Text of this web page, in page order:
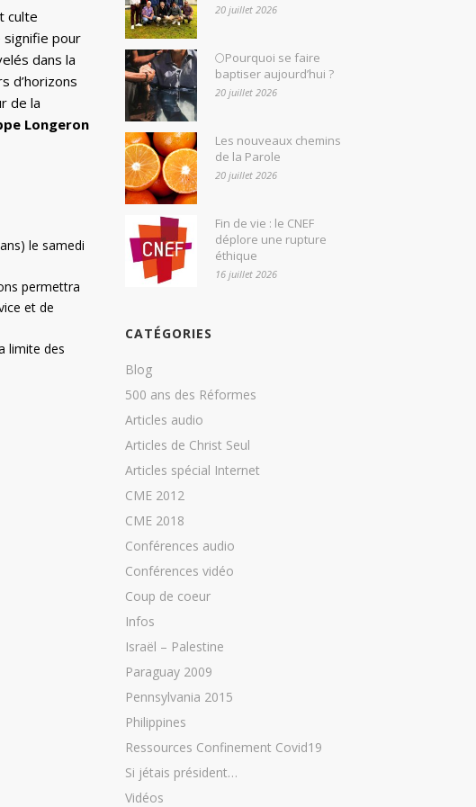
culte
pour
dans la
d’horizons
de la
Longeron
le samedi
permettra
et de
limite des
20 juillet 2026
🌕Pourquoi se faire
baptiser aujourd’hui ?
20 juillet 2026
Les nouveaux chemins
de la Parole
20 juillet 2026
Fin de vie : le CNEF
déplore une rupture
éthique
16 juillet 2026
CATÉGORIES
Blog
500 ans des Réformes
Articles audio
Articles de Christ Seul
Articles spécial Internet
CME 2012
CME 2018
Conférences audio
Conférences vidéo
Coup de coeur
Infos
Israël – Palestine
Paraguay 2009
Pennsylvania 2015
Philippines
Ressources Confinement Covid19
Si jétais président…
Vidéos